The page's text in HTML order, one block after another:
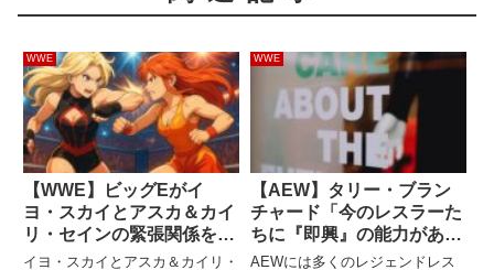
WWE
【WWE】ビッグEがイ
ヨ・スカイとアスカ＆カイ
リ・セインの緊張関係を語
る「誰か一人が脚光を浴び
イヨ・スカイとアスカ＆カイリ・
WWE
【AEW】タリー・ブラン
チャード「今のレスラーた
ちに『即興』の能力がある
かどうか、俺にはわからな
AEWには多くのレジェンドレス